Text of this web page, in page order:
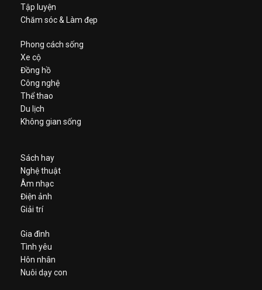
Tập luyện
Chăm sóc & Làm đẹp
Phong cách sống
Xe cộ
Đồng hồ
Công nghệ
Thể thao
Du lịch
Không gian sống
Sách hay
Nghệ thuật
Âm nhạc
Điện ảnh
Giải trí
Gia đình
Tình yêu
Hôn nhân
Nuôi dạy con